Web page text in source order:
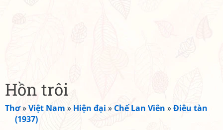
Hồn trôi
Thơ»Việt Nam » Hiện đại » Chế Lan Viên »Điêu tàn
(1937)